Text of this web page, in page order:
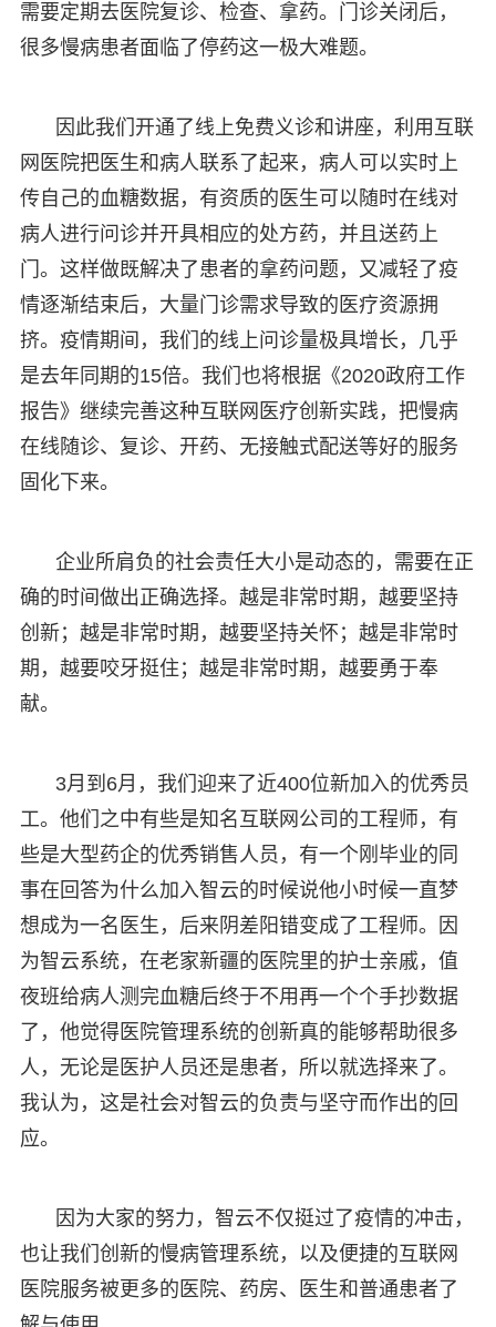
需要定期去医院复诊、检查、拿药。门诊关闭后，
很多慢病患者面临了停药这一极大难题。
因此我们开通了线上免费义诊和讲座，利用互联
网医院把医生和病人联系了起来，病人可以实时上
传自己的血糖数据，有资质的医生可以随时在线对
病人进行问诊并开具相应的处方药，并且送药上
门。这样做既解决了患者的拿药问题，又减轻了疫
情逐渐结束后，大量门诊需求导致的医疗资源拥
挤。疫情期间，我们的线上问诊量极具增长，几乎
是去年同期的15倍。我们也将根据《2020政府工作
报告》继续完善这种互联网医疗创新实践，把慢病
在线随诊、复诊、开药、无接触式配送等好的服务
固化下来。
企业所肩负的社会责任大小是动态的，需要在正
确的时间做出正确选择。越是非常时期，越要坚持
创新；越是非常时期，越要坚持关怀；越是非常时
期，越要咬牙挺住；越是非常时期，越要勇于奉
献。
3月到6月，我们迎来了近400位新加入的优秀员
工。他们之中有些是知名互联网公司的工程师，有
些是大型药企的优秀销售人员，有一个刚毕业的同
事在回答为什么加入智云的时候说他小时候一直梦
想成为一名医生，后来阴差阳错变成了工程师。因
为智云系统，在老家新疆的医院里的护士亲戚，值
夜班给病人测完血糖后终于不用再一个个手抄数据
了，他觉得医院管理系统的创新真的能够帮助很多
人，无论是医护人员还是患者，所以就选择来了。
我认为，这是社会对智云的负责与坚守而作出的回
应。
因为大家的努力，智云不仅挺过了疫情的冲击，
也让我们创新的慢病管理系统，以及便捷的互联网
医院服务被更多的医院、药房、医生和普通患者了